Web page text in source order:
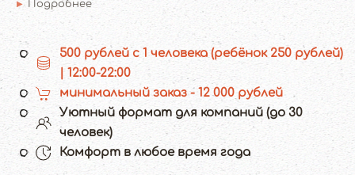
Подробнее
500 рублей с 1 человека (ребёнок 250 рублей)
| 12:00-22:00
минимальный заказ - 12 000 рублей
Уютный формат для компаний (до 30
человек)
Комфорт в любое время года